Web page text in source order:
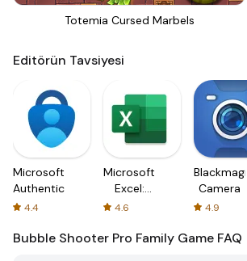
Totemia Cursed Marbels
Editörün Tavsiyesi
Microsoft
Authenticator
4.4
Microsoft
Excel:
Spreadsheets
4.6
Blackmagic
Camera
4.9
Bubble Shooter Pro Family Game FAQ